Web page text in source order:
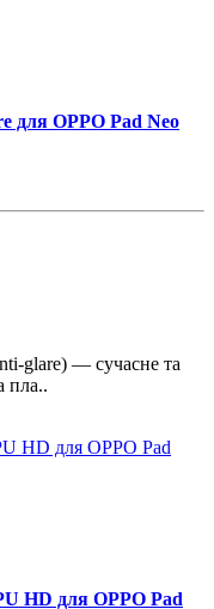
для OPPO Pad Neo
glare) — сучасне та
пла..
HD для OPPO Pad